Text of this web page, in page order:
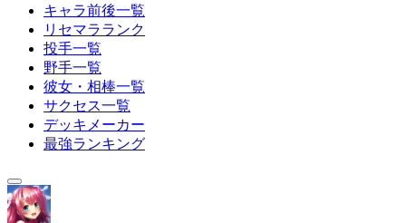
キャラ前後一覧
リセマラランク
投手一覧
野手一覧
彼女・相棒一覧
サクセス一覧
デッキメーカー
最強ランキング